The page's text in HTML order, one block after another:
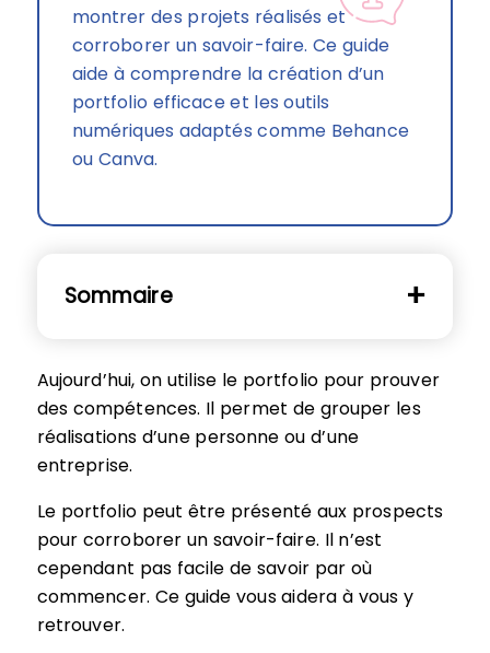
montrer des projets réalisés et
corroborer un savoir-faire. Ce guide
aide à comprendre la création d’un
portfolio efficace et les outils
numériques adaptés comme Behance
ou Canva.
Sommaire
Aujourd’hui, on utilise le portfolio pour prouver
des compétences. Il permet de grouper les
réalisations d’une personne ou d’une
entreprise.
Le portfolio peut être présenté aux prospects
pour corroborer un savoir-faire. Il n’est
cependant pas facile de savoir par où
commencer. Ce guide vous aidera à vous y
retrouver.